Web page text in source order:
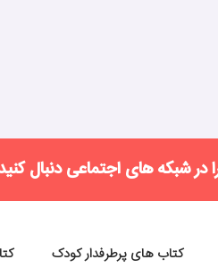
در شبکه های اجتماعی دنبال
کتاب های پرطرفدار کودک